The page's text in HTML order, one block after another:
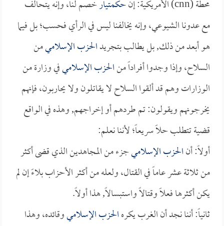
محطة (cnn) الأمريكية: إن
حكمتيارخصم لنا، وإنه يتحالف
مع عدونا الشيوعي، وإنه يخالفنا ليس في الرأي فحسب؛ بل فيما
هو أبعد من ذلك, بل يطالب بتجريدالحزب الإسلاميمن
السلاح، وإذا وجدوا أفراداً منالحزب الإسلاميفي وزارة من
الوزارات وهم قد ألقوا السلاح لا يقاتلون ولا يحاربون، فإنهم
يخرجونهم ويقولون: تم طردهم أو إخراجهم, وهذه في الواقع
قضية تتطلب حلاً سريعاً؛ لأننا نعلم:
أولاً: أنالحزب الإسلاميجزء من المجاهدين الذي قضى أكثر
من ثلاثة عشر عاماً في القتال، ولعله من أكثر الأحزاب بلاءً إن لم
يكن أكثرها فعلاً وقتالاً واستبسالاً, هذا أولاً.
ثانياً: أننا نجد أن الغرب يكرهالحزب الإسلاميوقائده، وهذا